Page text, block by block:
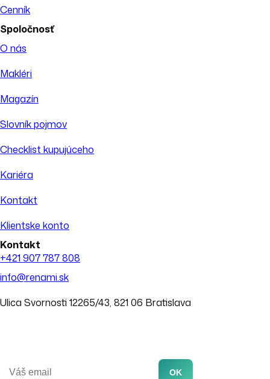
Cenník
Spoločnosť
O nás
Makléri
Magazín
Slovník pojmov
Checklist kupujúceho
Kariéra
Kontakt
Klientske konto
Kontakt
+421 907 787 808
info@renami.sk
Ulica Svornosti 12265/43, 821 06 Bratislava
E-mail OK